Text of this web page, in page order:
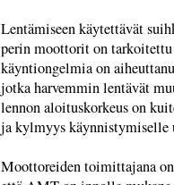
Lentämiseen käytettävät
perin moottorit on
käyntiongelmia on
jotka harvemmin lentävät
lennon aloituskorkeus on
ja kylmyys käynnistymiselle
Moottoreiden toimittajana